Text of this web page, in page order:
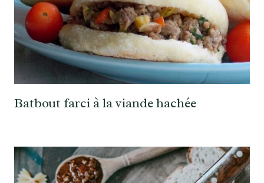
Batbout farci à la viande hachée